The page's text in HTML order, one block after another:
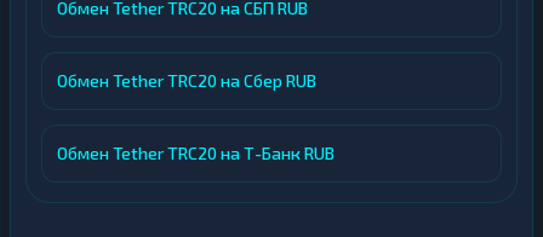
Обмен Tether TRC20 на СБП RUB
Обмен Tether TRC20 на Сбер RUB
Обмен Tether TRC20 на Т-Банк RUB